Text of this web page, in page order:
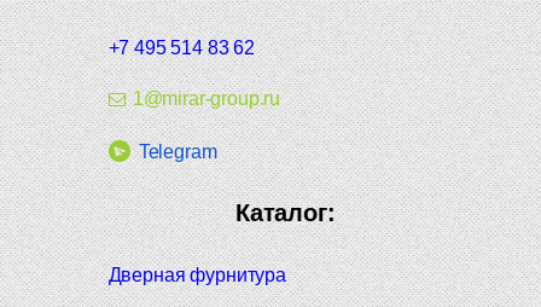
+7 495 514 83 62
1@mirar-group.ru
Telegram
Каталог:
Дверная фурнитура